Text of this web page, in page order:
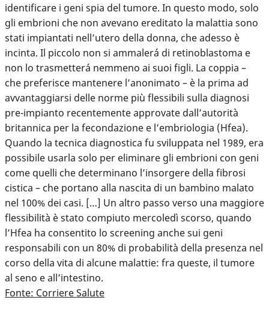
identificare i geni spia del tumore. In questo modo, solo
gli embrioni che non avevano ereditato la malattia sono
stati impiantati nell’utero della donna, che adesso è
incinta. Il piccolo non si ammalerá di retinoblastoma e
non lo trasmetterá nemmeno ai suoi figli. La coppia –
che preferisce mantenere l’anonimato – è la prima ad
avvantaggiarsi delle norme più flessibili sulla diagnosi
pre-impianto recentemente approvate dall’autorità
britannica per la fecondazione e l’embriologia (Hfea).
Quando la tecnica diagnostica fu sviluppata nel 1989, era
possibile usarla solo per eliminare gli embrioni con geni
come quelli che determinano l’insorgere della fibrosi
cistica – che portano alla nascita di un bambino malato
nel 100% dei casi. […] Un altro passo verso una maggiore
flessibilità è stato compiuto mercoledì scorso, quando
l’Hfea ha consentito lo screening anche sui geni
responsabili con un 80% di probabilità della presenza nel
corso della vita di alcune malattie: fra queste, il tumore
al seno e all’intestino.
Fonte: Corriere Salute